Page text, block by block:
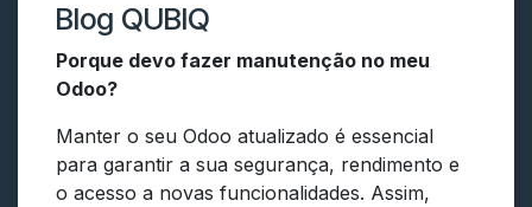
Blog QUBIQ
Porque devo fazer manutenção no meu
Odoo?
Manter o seu Odoo atualizado é essencial
para garantir a sua segurança, rendimento e
o acesso a novas funcionalidades. Assim,